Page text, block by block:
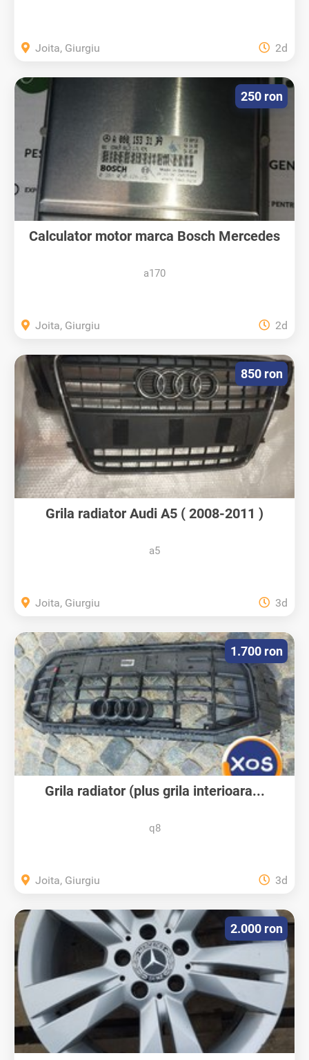
Joita, Giurgiu 2d
Calculator motor marca Bosch Mercedes
a170
250 ron
Joita, Giurgiu 2d
Grila radiator Audi A5 ( 2008-2011 )
a5
850 ron
Joita, Giurgiu 3d
Grila radiator (plus grila interioara...
q8
1.700 ron
Joita, Giurgiu 3d
2.000 ron